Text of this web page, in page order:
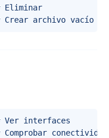
interfaces
conectividad